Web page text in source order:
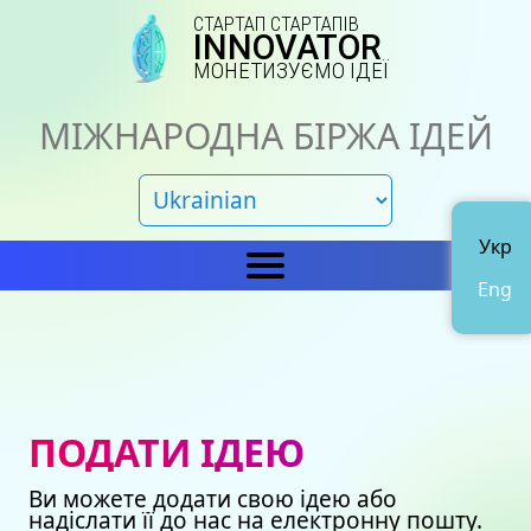
Укр
Eng
СТАРТАП СТАРТАПІВ
INNOVATOR
МОНЕТИЗУЄМО ІДЕЇ
МІЖНАРОДНА БІРЖА ІДЕЙ
Представництва
Наші сертифікати
Каталог ідей
Avto
Подати ідею
ПОДАТИ ІДЕЮ
Ви можете додати свою ідею або
надіслати її до нас на електронну пошту.